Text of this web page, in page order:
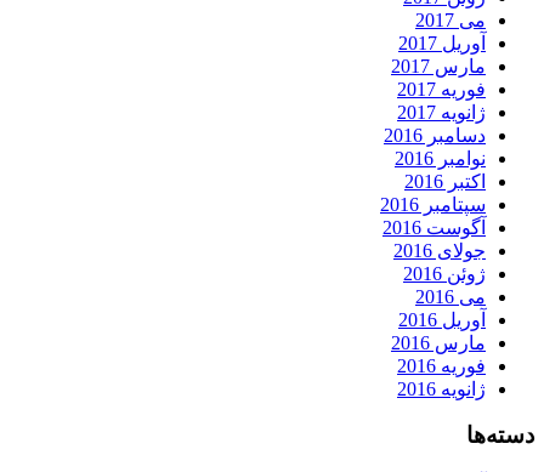
می 2017
آوریل 2017
مارس 2017
فوریه 2017
ژانویه 2017
دسامبر 2016
نوامبر 2016
اکتبر 2016
سپتامبر 2016
آگوست 2016
جولای 2016
ژوئن 2016
می 2016
آوریل 2016
مارس 2016
فوریه 2016
ژانویه 2016
دسته‌ها